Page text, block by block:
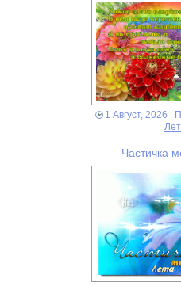
1 Август, 2026 |
Частичка